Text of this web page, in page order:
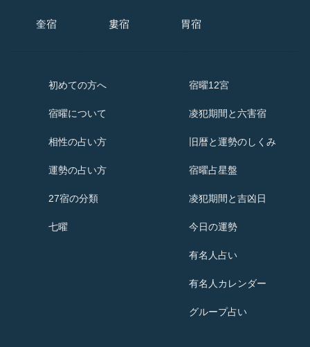
奎宿 婁宿 胃宿
初めての方へ
宿曜について
相性の占い方
運勢の占い方
27宿の分類
七曜
宿曜12宮
凌犯期間と六害宿
旧暦と運勢のしくみ
宿曜占星盤
凌犯期間と吉凶日
今日の運勢
有名人占い
有名人カレンダー
グループ占い